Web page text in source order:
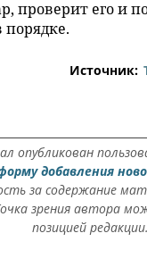
проверит его и
порядке.
Источник:
опубликован
добавления
за содержание
зрения автора
позицией редакции.